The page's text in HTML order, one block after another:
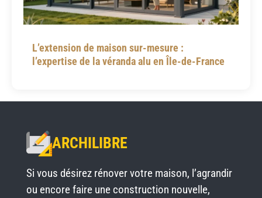
L’extension de maison sur-mesure :
l’expertise de la véranda alu en Île-de-France
ARCHILIBRE
Si vous désirez rénover votre maison, l’agrandir
ou encore faire une construction nouvelle,